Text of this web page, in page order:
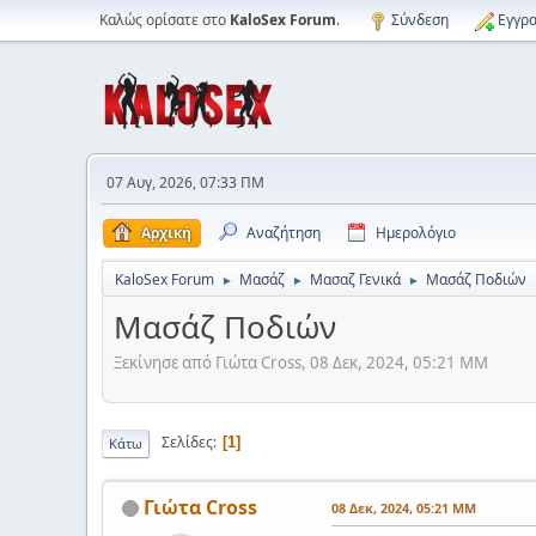
Καλώς ορίσατε στο KaloSex Forum. Σύνδεση
07 Αυγ, 2026, 07:33 ΠΜ
Αρχική Αναζήτηση Ημερολόγιο
KaloSex Forum ► Μασάζ ► Μασαζ Γενικά ► Μασάζ Ποδιών
Μασάζ Ποδιών
Ξεκίνησε από Γιώτα Cross, 08 Δεκ, 2024, 05:21 ΜΜ
Κάτω Σελίδες 1
Γιώτα Cross 08 Δεκ, 2024, 05:21 ΜΜ